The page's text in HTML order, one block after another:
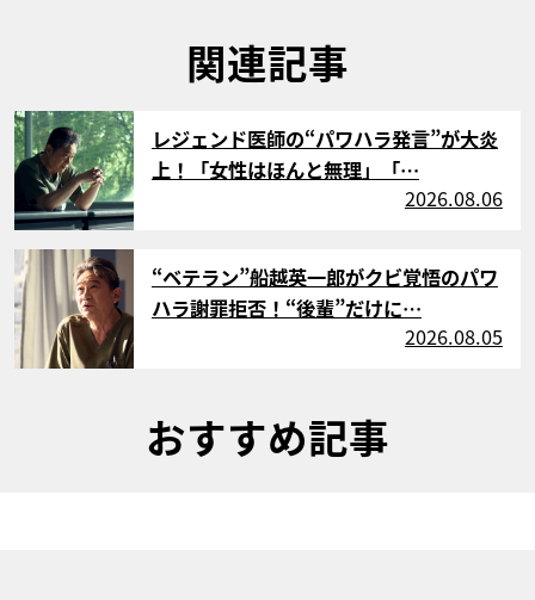
関連記事
サムネイル
レジェンド医師の“パワハラ発言”が大炎
上！「女性はほんと無理」「…
2026.08.06
サムネイル
“ベテラン”船越英一郎がクビ覚悟のパワ
ハラ謝罪拒否！“後輩”だけに…
2026.08.05
おすすめ記事